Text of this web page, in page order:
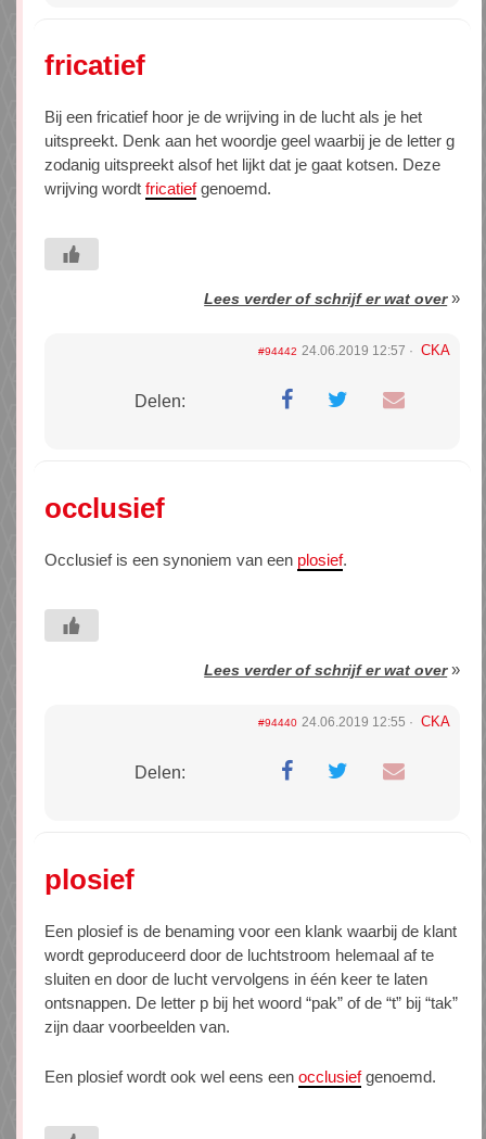
fricatief
Bij een fricatief hoor je de wrijving in de lucht als je het
uitspreekt. Denk aan het woordje geel waarbij je de letter g
zodanig uitspreekt alsof het lijkt dat je gaat kotsen. Deze
wrijving wordt fricatiefgenoemd.
Lees verder of schrijf er wat over»
#94442 24.06.2019 12:57 CKA
Delen:
occlusief
Occlusief is een synoniem van een plosief.
Lees verder of schrijf er wat over»
#94440 24.06.2019 12:55 CKA
Delen:
plosief
Een plosief is de benaming voor een klank waarbij de klant
wordt geproduceerd door de luchtstroom helemaal af te
sluiten en door de lucht vervolgens in één keer te laten
ontsnappen. De letter p bij het woord “pak” of de “t” bij “tak”
zijn daar voorbeelden van.
Een plosief wordt ook wel eens een occlusiefgenoemd.